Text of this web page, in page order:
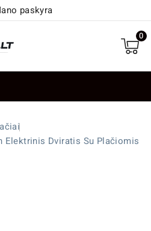
paskyra
0
Elektrinis Dviratis Su Plačiomis